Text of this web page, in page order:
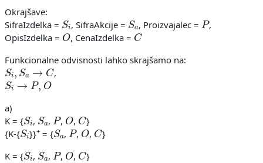
Okrajšave:
SifraIzdelka = Si , SifraAkcije = Sa , Proizvajalec = P,
OpisIzdelka = O, CenaIzdelka = C
Funkcionalne odvisnosti lahko skrajšamo na:
Si,Sa→C ,
Si→P, O
a)
K = { Si , Sa , P, O, C}
{K-{Si}}+= {Sa , P, O, C}
K = { Si , Sa , P, O, C}